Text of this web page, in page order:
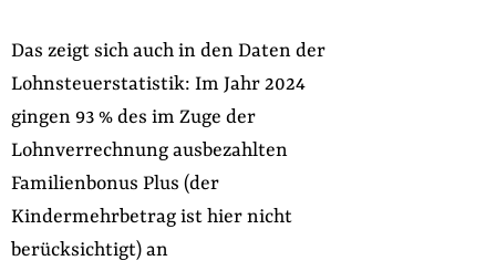
Das zeigt sich auch in den Daten der
Lohnsteuerstatistik: Im Jahr 2024
gingen 93 % des im Zuge der
Lohnverrechnung ausbezahlten
Familienbonus Plus (der
Kindermehrbetrag ist hier nicht
berücksichtigt) an